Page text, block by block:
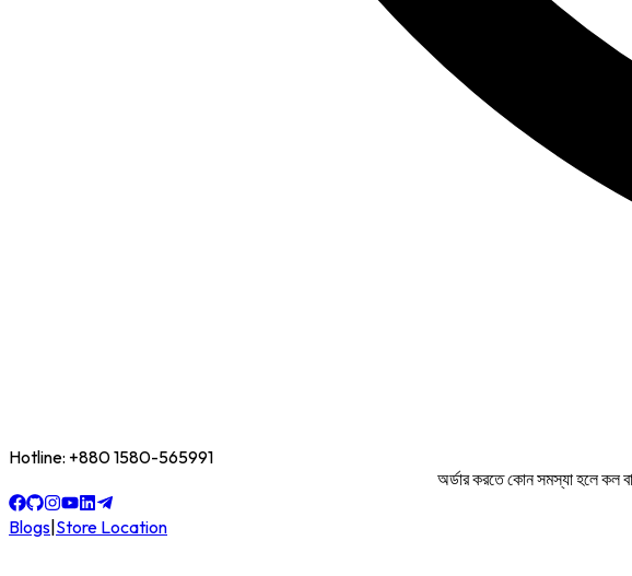
Hotline: +880 1580-565991
অর্ডার করতে কোন সমস্যা হলে
Blogs Store Location